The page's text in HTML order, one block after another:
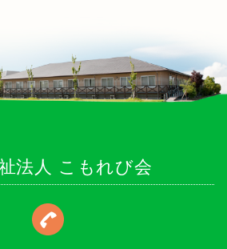
法人 こもれび会